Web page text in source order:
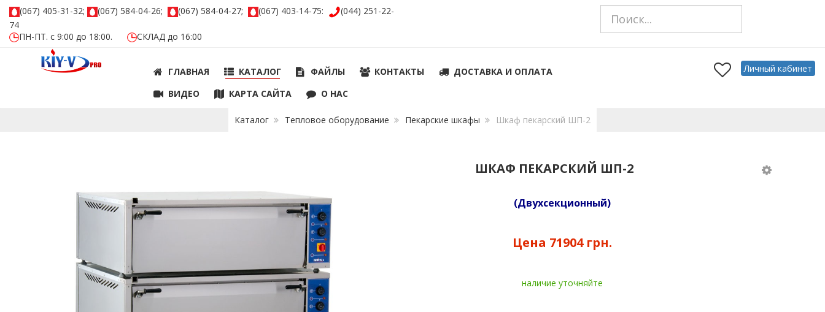
(067) 405-31-32; (067) 584-04-26; (067) 584-04-27; (067) 403-14-75:
(044) 251-22-
74
ПН-ПТ. с 9:00 до 18:00.
СКЛАД до 16:00
ГЛАВНАЯ КАТАЛОГ ФАЙЛЫ КОНТАКТЫ
ДОСТАВКА И ОПЛАТА
ВИДЕО
КАРТА САЙТА О НАС
Личный кабинет
Каталог Тепловое оборудование Пекарские шкафы Шкаф пекарский ШП-2
ШКАФ ПЕКАРСКИЙ ШП-2
(Двухсекционный)
Цена 71904 грн.
наличие уточняйте